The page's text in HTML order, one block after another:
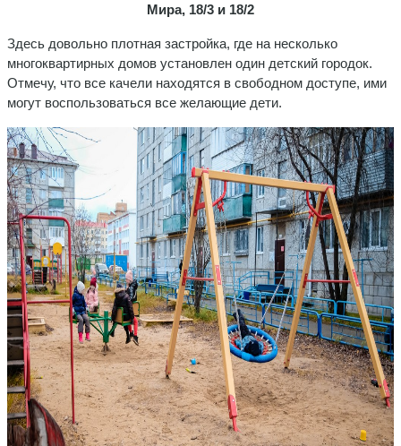
Мира, 18/3 и 18/2
Здесь довольно плотная застройка, где на несколько
многоквартирных домов установлен один детский городок.
Отмечу, что все качели находятся в свободном доступе, ими
могут воспользоваться все желающие дети.